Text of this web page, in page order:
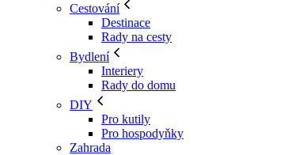
Cestování
Destinace
Rady na cesty
Bydlení
Interiery
Rady do domu
DIY
Pro kutily
Pro hospodyňky
Zahrada